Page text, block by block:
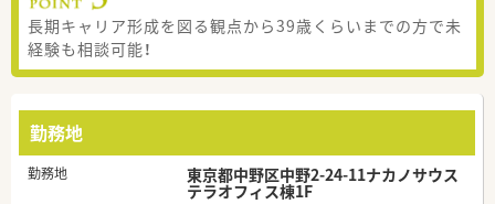
長期キャリア形成を図る観点から39歳くらいまでの方で未
経験も相談可能！
勤務地
勤務地 東京都中野区中野2-24-11ナカノサウス
テラオフィス棟1F